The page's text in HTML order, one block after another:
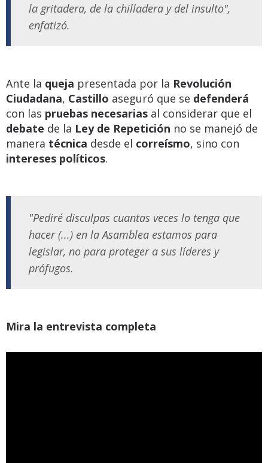
la gritadera, de la chilladera y del insulto",
enfatizó.
Ante la queja presentada por la Revolución
Ciudadana, Castillo aseguró que se defenderá
con las pruebas necesarias al considerar que el
debate de la Ley de Repetición no se manejó de
manera técnica desde el correísmo, sino con
intereses políticos.
"Pediré disculpas cuantas veces lo tenga que
hacer (...) en la Asamblea estamos para
legislar, no para proteger a sus líderes y
prófugos.
Mira la entrevista completa